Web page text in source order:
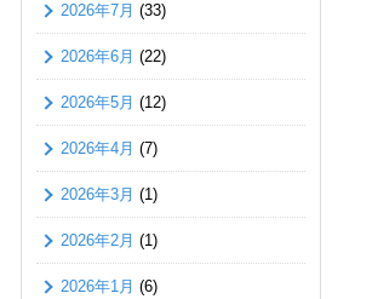
2026年7月 (33)
2026年6月 (22)
2026年5月 (12)
2026年4月 (7)
2026年3月 (1)
2026年2月 (1)
2026年1月 (6)